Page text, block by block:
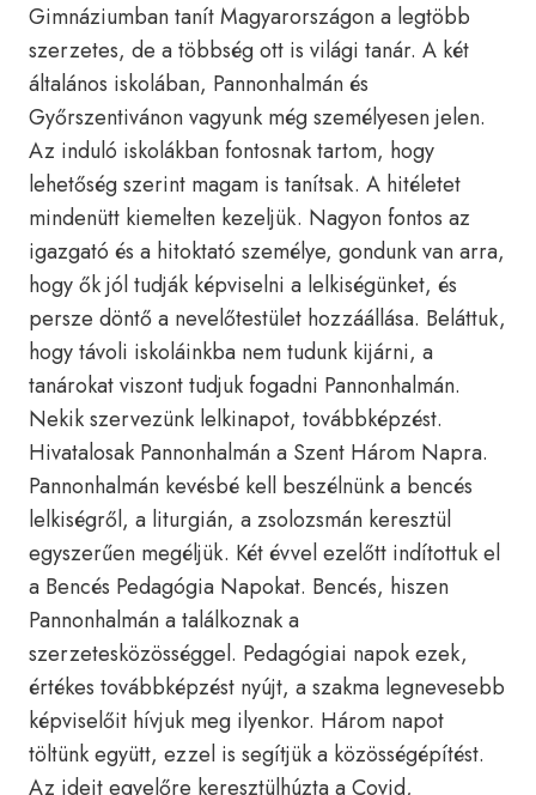
Gimnáziumban tanít Magyarországon a legtöbb
szerzetes, de a többség ott is világi tanár. A két
általános iskolában, Pannonhalmán és
Győrszentivánon vagyunk még személyesen jelen.
Az induló iskolákban fontosnak tartom, hogy
lehetőség szerint magam is tanítsak. A hitéletet
mindenütt kiemelten kezeljük. Nagyon fontos az
igazgató és a hitoktató személye, gondunk van arra,
hogy ők jól tudják képviselni a lelkiségünket, és
persze döntő a nevelőtestület hozzáállása. Beláttuk,
hogy távoli iskoláinkba nem tudunk kijárni, a
tanárokat viszont tudjuk fogadni Pannonhalmán.
Nekik szervezünk lelkinapot, továbbképzést.
Hivatalosak Pannonhalmán a Szent Három Napra.
Pannonhalmán kevésbé kell beszélnünk a bencés
lelkiségről, a liturgián, a zsolozsmán keresztül
egyszerűen megéljük. Két évvel ezelőtt indítottuk el
a Bencés Pedagógia Napokat. Bencés, hiszen
Pannonhalmán a találkoznak a
szerzetesközösséggel. Pedagógiai napok ezek,
értékes továbbképzést nyújt, a szakma legnevesebb
képviselőit hívjuk meg ilyenkor. Három napot
töltünk együtt, ezzel is segítjük a közösségépítést.
Az ideit egyelőre keresztülhúzta a Covid,